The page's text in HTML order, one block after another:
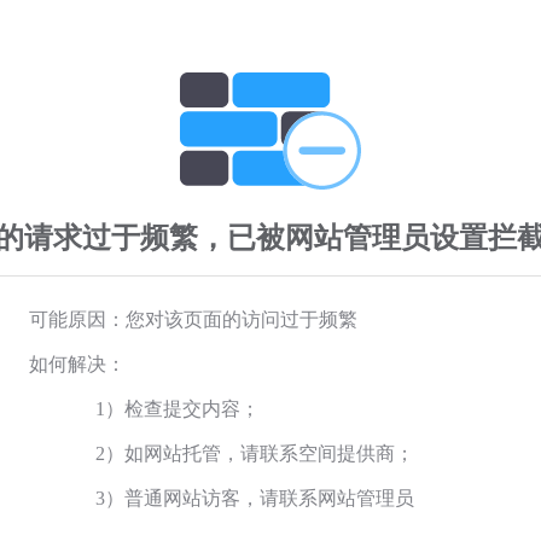
请求过于频繁，已被网站管理员设置拦
可能原因：您对该页面的访问过于频繁
如何解决：
1）检查提交内容；
2）如网站托管，请联系空间提供商；
3）普通网站访客，请联系网站管理员